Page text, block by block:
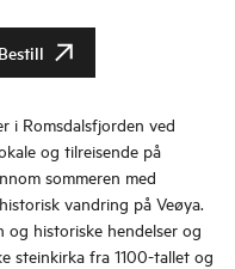
Bestill
i Romsdalsfjorden ved
og tilreisende på
sommeren med
vandring på Veøya.
historiske hendelser og
steinkirka fra 1100-tallet og